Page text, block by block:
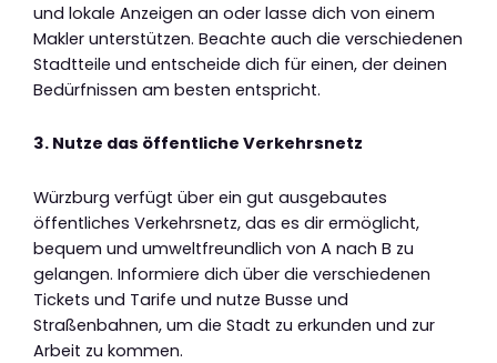
und lokale Anzeigen an oder lasse dich von einem
Makler unterstützen. Beachte auch die verschiedenen
Stadtteile und entscheide dich für einen, der deinen
Bedürfnissen am besten entspricht.
3. Nutze das öffentliche Verkehrsnetz
Würzburg verfügt über ein gut ausgebautes
öffentliches Verkehrsnetz, das es dir ermöglicht,
bequem und umweltfreundlich von A nach B zu
gelangen. Informiere dich über die verschiedenen
Tickets und Tarife und nutze Busse und
Straßenbahnen, um die Stadt zu erkunden und zur
Arbeit zu kommen.